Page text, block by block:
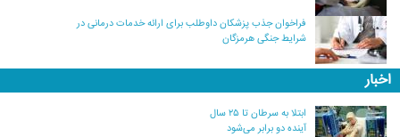
فراخوان جذب پزشکان داوطلب برای ارائه خدمات درمانی در
شرایط جنگی هرمزگان
اخبار
ابتلا به سرطان تا ۲۵ سال
آینده دو برابر می‌شود